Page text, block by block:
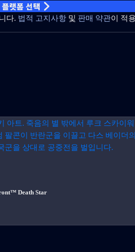
플랫폼 선택
다. 법적 고지사항 및 판매 약관이 적
Death Star